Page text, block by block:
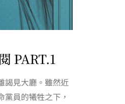
PART.1
謁見大廳。雖然近
員的犧牲之下，